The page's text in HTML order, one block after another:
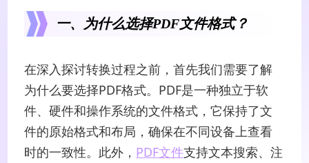
一、为什么选择PDF文件格式？
在深入探讨转换过程之前，首先我们需要了解
为什么要选择PDF格式。PDF是一种独立于软
件、硬件和操作系统的文件格式，它保持了文
件的原始格式和布局，确保在不同设备上查看
时的一致性。此外， PDF文件支持文本搜索、注